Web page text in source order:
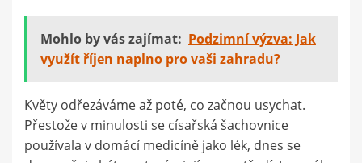
Mohlo by vás zajímat: Podzimní výzva: Jak
využít říjen naplno pro vaši zahradu?
Květy odřezáváme až poté, co začnou usychat.
Přestože v minulosti se císařská šachovnice
používala v domácí medicíně jako lék, dnes se